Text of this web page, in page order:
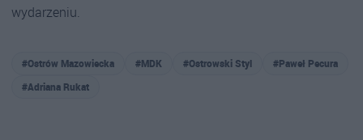
wydarzeniu.
#Ostrów Mazowiecka #MDK #Ostrowski Styl
#Paweł Pecura
#Adriana Rukat